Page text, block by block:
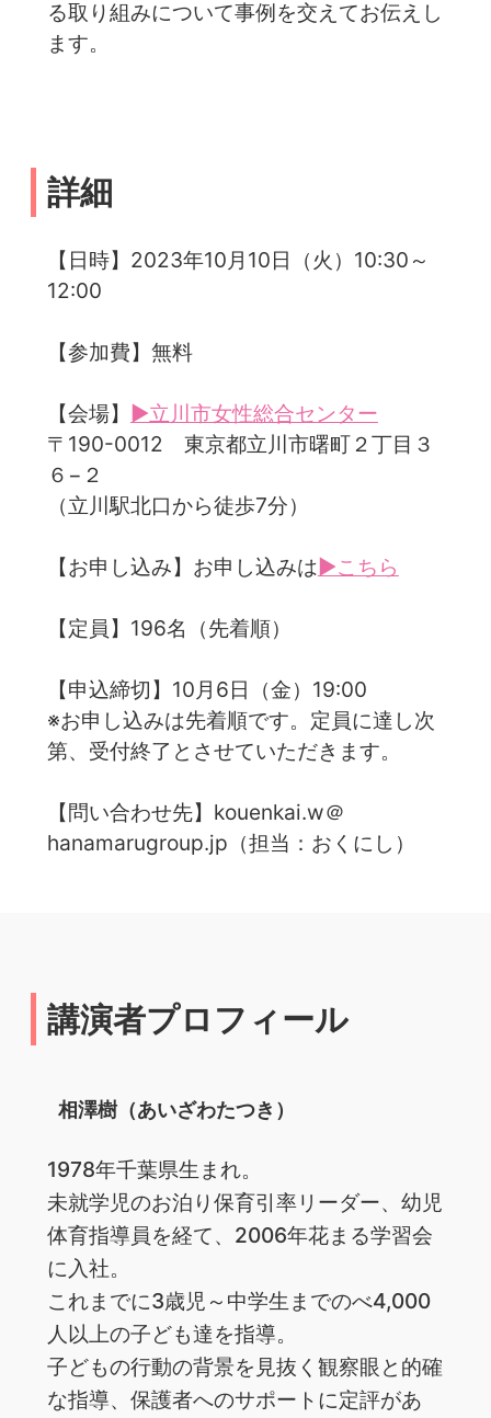
る取り組みについて事例を交えてお伝えし
ます。
詳細
【日時】2023年10月10日（火）10:30～
12:00
【参加費】無料
【会場】 ▶立川市女性総合センター
〒190-0012 東京都立川市曙町２丁目３
６−２
（立川駅北口から徒歩7分）
【お申し込み】お申し込みは▶こちら
【定員】196名（先着順）
【申込締切】10月6日（金）19:00
※お申し込みは先着順です。定員に達し次
第、受付終了とさせていただきます。
【問い合わせ先】kouenkai.w＠
hanamarugroup.jp（担当：おくにし）
講演者プロフィール
相澤樹（あいざわたつき）
1978年千葉県生まれ。
未就学児のお泊り保育引率リーダー、幼児
体育指導員を経て、2006年花まる学習会
に入社。
これまでに3歳児～中学生までのべ4,000
人以上の子ども達を指導。
子どもの行動の背景を見抜く観察眼と的確
な指導、保護者へのサポートに定評があ